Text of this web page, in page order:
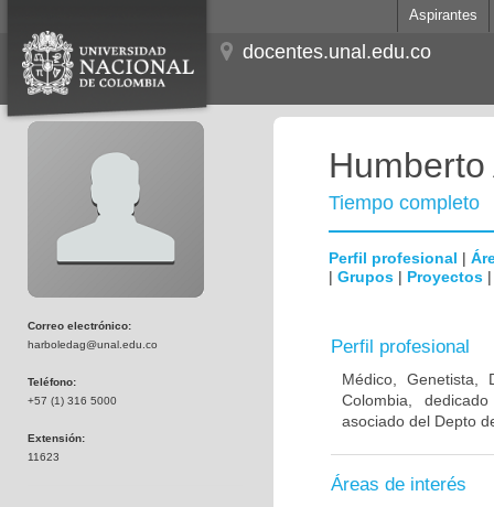
Aspirantes
docentes.unal.edu.co
Correo electrónico:
harboledag@unal.edu.co
Teléfono:
+57 (1) 316 5000
Extensión:
11623
Tiempo completo
Perfil profesional |
| Grupos | Proyectos
Perfil profesional
Médico, Genetista,
Colombia,
asociado del Depto
Áreas de interés